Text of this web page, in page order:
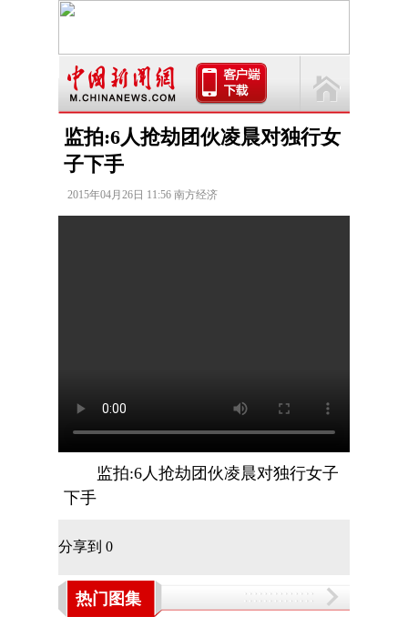
监拍:6人抢劫团伙凌晨对独行女
子下手
2015年04月26日 11:56 南方经济
监拍:6人抢劫团伙凌晨对独行女子
下手
分享到 0
热门图集